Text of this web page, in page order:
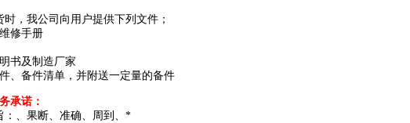
时，我公司向用户提供下列文件；
修手册
书及制造厂家
、备件清单，并附送一定量的备件
承诺：
：、果断、准确、周到、*